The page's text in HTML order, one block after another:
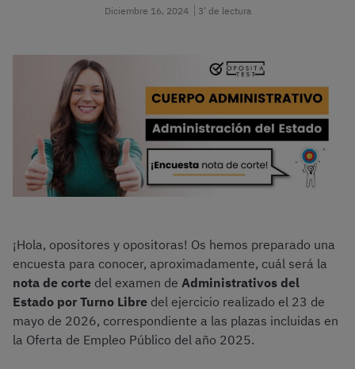
Diciembre 16, 2024 3’ de lectura
¡Hola, opositores y opositoras! Os hemos preparado una
encuesta para conocer, aproximadamente, cuál será la
nota de corte del examen de Administrativos del
Estado por Turno Libre del ejercicio realizado el 23 de
mayo de 2026, correspondiente a las plazas incluidas en
la Oferta de Empleo Público del año 2025.